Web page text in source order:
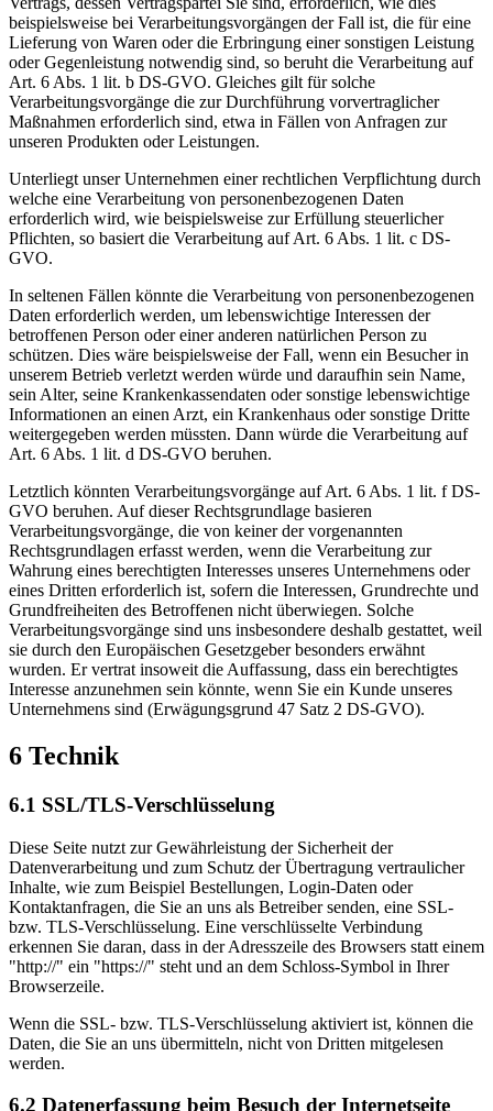
beispielsweise bei Verarbeitungsvorgängen der Fall ist, die für eine
Lieferung von Waren oder die Erbringung einer sonstigen Leistung
oder Gegenleistung notwendig sind, so beruht die Verarbeitung auf
Art. 6 Abs. 1 lit. b DS-GVO. Gleiches gilt für solche
Verarbeitungsvorgänge die zur Durchführung vorvertraglicher
Maßnahmen erforderlich sind, etwa in Fällen von Anfragen zur
unseren Produkten oder Leistungen.
Unterliegt unser Unternehmen einer rechtlichen Verpflichtung durch
welche eine Verarbeitung von personenbezogenen Daten
erforderlich wird, wie beispielsweise zur Erfüllung steuerlicher
Pflichten, so basiert die Verarbeitung auf Art. 6 Abs. 1 lit. c DS-
GVO.
In seltenen Fällen könnte die Verarbeitung von personenbezogenen
Daten erforderlich werden, um lebenswichtige Interessen der
betroffenen Person oder einer anderen natürlichen Person zu
schützen. Dies wäre beispielsweise der Fall, wenn ein Besucher in
unserem Betrieb verletzt werden würde und daraufhin sein Name,
sein Alter, seine Krankenkassendaten oder sonstige lebenswichtige
Informationen an einen Arzt, ein Krankenhaus oder sonstige Dritte
weitergegeben werden müssten. Dann würde die Verarbeitung auf
Art. 6 Abs. 1 lit. d DS-GVO beruhen.
Letztlich könnten Verarbeitungsvorgänge auf Art. 6 Abs. 1 lit. f DS-
GVO beruhen. Auf dieser Rechtsgrundlage basieren
Verarbeitungsvorgänge, die von keiner der vorgenannten
Rechtsgrundlagen erfasst werden, wenn die Verarbeitung zur
Wahrung eines berechtigten Interesses unseres Unternehmens oder
eines Dritten erforderlich ist, sofern die Interessen, Grundrechte und
Grundfreiheiten des Betroffenen nicht überwiegen. Solche
Verarbeitungsvorgänge sind uns insbesondere deshalb gestattet, weil
sie durch den Europäischen Gesetzgeber besonders erwähnt
wurden. Er vertrat insoweit die Auffassung, dass ein berechtigtes
Interesse anzunehmen sein könnte, wenn Sie ein Kunde unseres
Unternehmens sind (Erwägungsgrund 47 Satz 2 DS-GVO).
6 Technik
6.1 SSL/TLS-Verschlüsselung
Diese Seite nutzt zur Gewährleistung der Sicherheit der
Datenverarbeitung und zum Schutz der Übertragung vertraulicher
Inhalte, wie zum Beispiel Bestellungen, Login-Daten oder
Kontaktanfragen, die Sie an uns als Betreiber senden, eine SSL-
bzw. TLS-Verschlüsselung. Eine verschlüsselte Verbindung
erkennen Sie daran, dass in der Adresszeile des Browsers statt einem
"http://" ein "https://" steht und an dem Schloss-Symbol in Ihrer
Browserzeile.
Wenn die SSL- bzw. TLS-Verschlüsselung aktiviert ist, können die
Daten, die Sie an uns übermitteln, nicht von Dritten mitgelesen
werden.
6.2 Datenerfassung beim Besuch der Internetseite